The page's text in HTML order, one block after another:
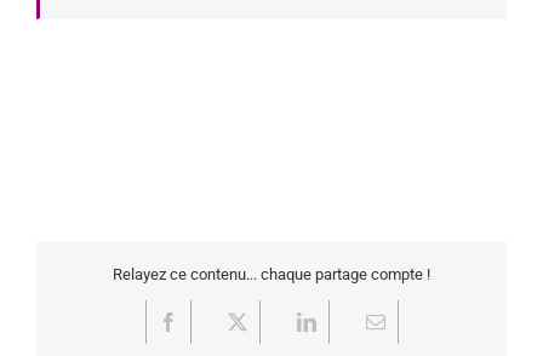
Relayez ce contenu... chaque partage compte !
Facebook LinkedInEmail